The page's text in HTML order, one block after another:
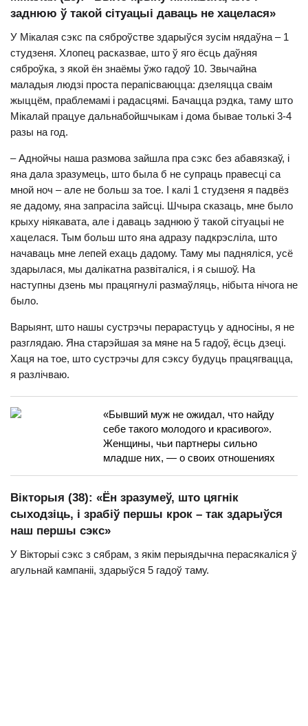
заднюю ў такой сітуацыі даваць не хацелася»
У Мікалая сэкс па сяброўстве здарыўся зусім нядаўна – 1
студзеня. Хлопец расказвае, што ў яго ёсць даўняя
сяброўка, з якой ён знаёмы ўжо гадоў 10. Звычайна
маладыя людзі проста перапісваюцца: дзеляцца сваім
жыццём, праблемамі і радасцямі. Бачацца рэдка, таму што
Мікалай працуе дальнабойшчыкам і дома бывае толькі 3-4
разы на год.
– Аднойчы наша размова зайшла пра сэкс без абавязкаў, і
яна дала зразумець, што была б не супраць правесці са
мной ноч – але не больш за тое. І калі 1 студзеня я падвёз
яе дадому, яна запрасіла зайсці. Шчыра сказаць, мне было
крыху ніякавата, але і даваць заднюю ў такой сітуацыі не
хацелася. Тым больш што яна адразу падкрэсліла, што
начаваць мне лепей ехаць дадому. Таму мы падняліся, усё
здарылася, мы далікатна развіталіся, і я сышоў. На
наступны дзень мы працягнулі размаўляць, нібыта нічога не
было.
Варыянт, што нашы сустрэчы перарастуць у адносіны, я не
разглядаю. Яна старэйшая за мяне на 5 гадоў, ёсць дзеці.
Хаця на тое, што сустрэчы для сэксу будуць працягвацца,
я разлічваю.
«Бывший муж не ожидал, что найду
себе такого молодого и красивого».
Женщины, чьи партнеры сильно
младше них, — о своих отношениях
Вікторыя (38): «Ён зразумеў, што цягнік
сыходзіць, і зрабіў першы крок – так здарыўся
наш першы сэкс»
У Вікторыі сэкс з сябрам, з якім перыядычна перасякаліся ў
агульнай кампаніі, здарыўся 5 гадоў таму.